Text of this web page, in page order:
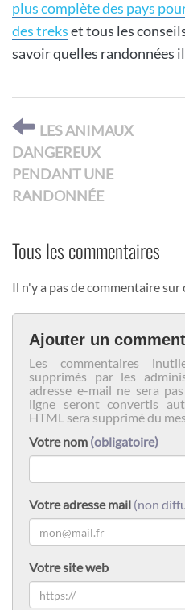
plus complète des pays
des trekset tous les
savoir quelles randonnées
LES ANIMAUX
DANGEREUX
PENDANT UNE
RANDONNÉE
Tous les commentaires
Il n'y a pas de commentaire
Ajouter un
Les commentaires
supprimés par les
adresse e-mail ne sera
ligne seront convertis
HTML sera supprimé du
Votre nom (obligatoire)
Votre adresse mail (non
Votre site web